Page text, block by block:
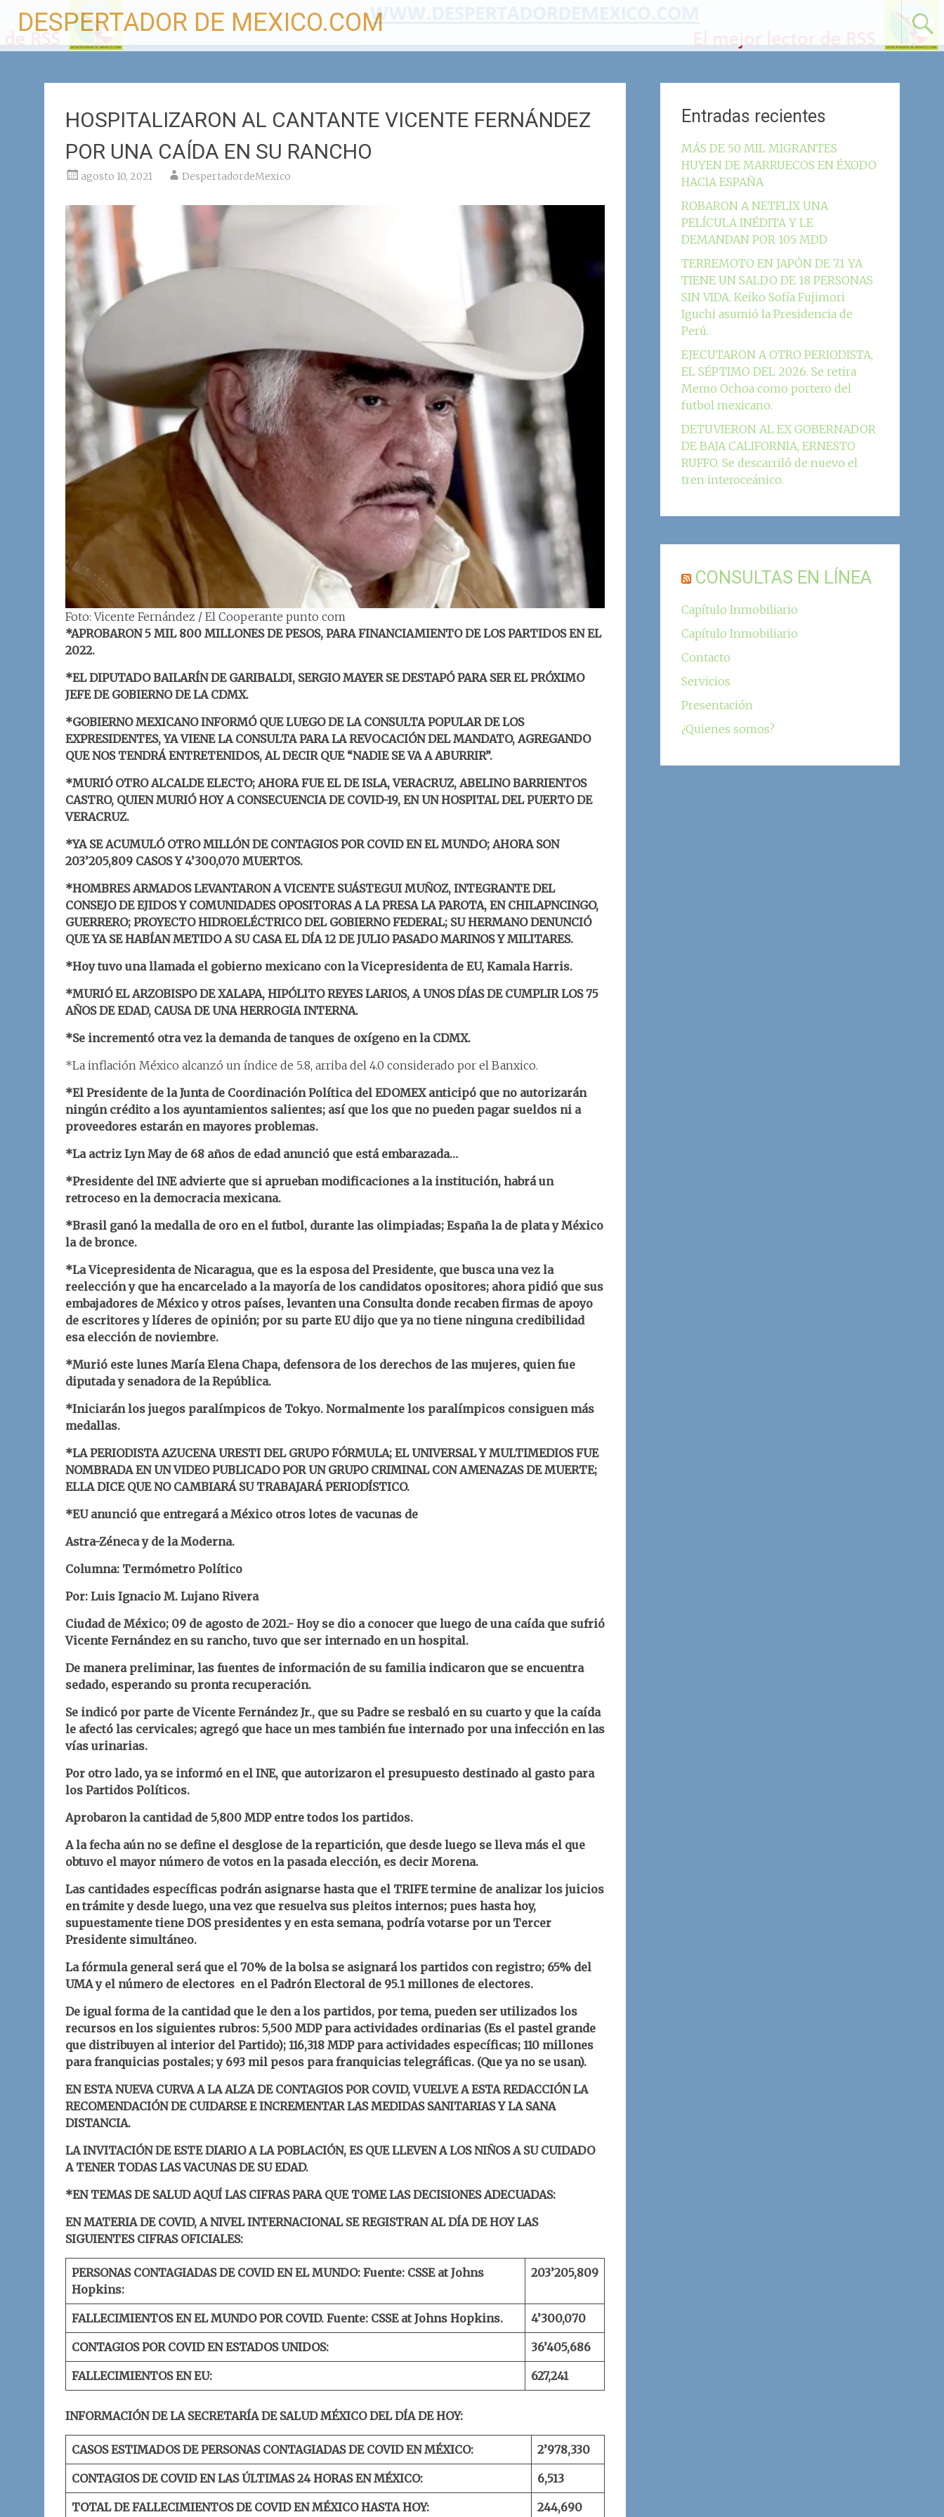
contenido
DESPERTADOR DE MEXICO.COM
HOSPITALIZARON AL CANTANTE VICENTE FERNÁNDEZ
POR UNA CAÍDA EN SU RANCHO
agosto 10, 2021 DespertadordeMexico
Foto: Vicente Fernández / El Cooperante punto com
*APROBARON 5 MIL 800 MILLONES DE PESOS, PARA FINANCIAMIENTO DE LOS PARTIDOS EN EL
2022.
*EL DIPUTADO BAILARÍN DE GARIBALDI, SERGIO MAYER SE DESTAPÓ PARA SER EL PRÓXIMO
JEFE DE GOBIERNO DE LA CDMX.
*GOBIERNO MEXICANO INFORMÓ QUE LUEGO DE LA CONSULTA POPULAR DE LOS
EXPRESIDENTES, YA VIENE LA CONSULTA PARA LA REVOCACIÓN DEL MANDATO, AGREGANDO
QUE NOS TENDRÁ ENTRETENIDOS, AL DECIR QUE “NADIE SE VA A ABURRIR”.
*MURIÓ OTRO ALCALDE ELECTO; AHORA FUE EL DE ISLA, VERACRUZ, ABELINO BARRIENTOS
CASTRO, QUIEN MURIÓ HOY A CONSECUENCIA DE COVID-19, EN UN HOSPITAL DEL PUERTO DE
VERACRUZ.
*YA SE ACUMULÓ OTRO MILLÓN DE CONTAGIOS POR COVID EN EL MUNDO; AHORA SON
203’205,809 CASOS Y 4’300,070 MUERTOS.
*HOMBRES ARMADOS LEVANTARON A VICENTE SUÁSTEGUI MUÑOZ, INTEGRANTE DEL
CONSEJO DE EJIDOS Y COMUNIDADES OPOSITORAS A LA PRESA LA PAROTA, EN CHILAPNCINGO,
GUERRERO; PROYECTO HIDROELÉCTRICO DEL GOBIERNO FEDERAL; SU HERMANO DENUNCIÓ
QUE YA SE HABÍAN METIDO A SU CASA EL DÍA 12 DE JULIO PASADO MARINOS Y MILITARES.
*Hoy tuvo una llamada el gobierno mexicano con la Vicepresidenta de EU, Kamala Harris.
*MURIÓ EL ARZOBISPO DE XALAPA, HIPÓLITO REYES LARIOS, A UNOS DÍAS DE CUMPLIR LOS 75
AÑOS DE EDAD, CAUSA DE UNA HERROGIA INTERNA.
*Se incrementó otra vez la demanda de tanques de oxígeno en la CDMX.
*La inflación México alcanzó un índice de 5.8, arriba del 4.0 considerado por el Banxico.
*El Presidente de la Junta de Coordinación Política del EDOMEX anticipó que no autorizarán
ningún crédito a los ayuntamientos salientes; así que los que no pueden pagar sueldos ni a
proveedores estarán en mayores problemas.
*La actriz Lyn May de 68 años de edad anunció que está embarazada…
*Presidente del INE advierte que si aprueban modificaciones a la institución, habrá un
retroceso en la democracia mexicana.
*Brasil ganó la medalla de oro en el futbol, durante las olimpiadas; España la de plata y México
la de bronce.
*La Vicepresidenta de Nicaragua, que es la esposa del Presidente, que busca una vez la
reelección y que ha encarcelado a la mayoría de los candidatos opositores; ahora pidió que sus
embajadores de México y otros países, levanten una Consulta donde recaben firmas de apoyo
de escritores y líderes de opinión; por su parte EU dijo que ya no tiene ninguna credibilidad
esa elección de noviembre.
*Murió este lunes María Elena Chapa, defensora de los derechos de las mujeres, quien fue
diputada y senadora de la República.
*Iniciarán los juegos paralímpicos de Tokyo. Normalmente los paralímpicos consiguen más
medallas.
*LA PERIODISTA AZUCENA URESTI DEL GRUPO FÓRMULA; EL UNIVERSAL Y MULTIMEDIOS FUE
NOMBRADA EN UN VIDEO PUBLICADO POR UN GRUPO CRIMINAL CON AMENAZAS DE MUERTE;
ELLA DICE QUE NO CAMBIARÁ SU TRABAJARÁ PERIODÍSTICO.
*EU anunció que entregará a México otros lotes de vacunas de
Astra-Zéneca y de la Moderna.
Columna: Termómetro Político
Por: Luis Ignacio M. Lujano Rivera
Ciudad de México; 09 de agosto de 2021.- Hoy se dio a conocer que luego de una caída que sufrió
Vicente Fernández en su rancho, tuvo que ser internado en un hospital.
De manera preliminar, las fuentes de información de su familia indicaron que se encuentra
sedado, esperando su pronta recuperación.
Se indicó por parte de Vicente Fernández Jr., que su Padre se resbaló en su cuarto y que la caída
le afectó las cervicales; agregó que hace un mes también fue internado por una infección en las
vías urinarias.
Por otro lado, ya se informó en el INE, que autorizaron el presupuesto destinado al gasto para
los Partidos Políticos.
Aprobaron la cantidad de 5,800 MDP entre todos los partidos.
A la fecha aún no se define el desglose de la repartición, que desde luego se lleva más el que
obtuvo el mayor número de votos en la pasada elección, es decir Morena.
Las cantidades específicas podrán asignarse hasta que el TRIFE termine de analizar los juicios
en trámite y desde luego, una vez que resuelva sus pleitos internos; pues hasta hoy,
supuestamente tiene DOS presidentes y en esta semana, podría votarse por un Tercer
Presidente simultáneo.
La fórmula general será que el 70% de la bolsa se asignará los partidos con registro; 65% del
UMA y el número de electores en el Padrón Electoral de 95.1 millones de electores.
De igual forma de la cantidad que le den a los partidos, por tema, pueden ser utilizados los
recursos en los siguientes rubros: 5,500 MDP para actividades ordinarias (Es el pastel grande
que distribuyen al interior del Partido); 116,318 MDP para actividades específicas; 110 millones
para franquicias postales; y 693 mil pesos para franquicias telegráficas. (Que ya no se usan).
EN ESTA NUEVA CURVA A LA ALZA DE CONTAGIOS POR COVID, VUELVE A ESTA REDACCIÓN LA
RECOMENDACIÓN DE CUIDARSE E INCREMENTAR LAS MEDIDAS SANITARIAS Y LA SANA
DISTANCIA.
LA INVITACIÓN DE ESTE DIARIO A LA POBLACIÓN, ES QUE LLEVEN A LOS NIÑOS A SU CUIDADO
A TENER TODAS LAS VACUNAS DE SU EDAD.
*EN TEMAS DE SALUD AQUÍ LAS CIFRAS PARA QUE TOME LAS DECISIONES ADECUADAS:
EN MATERIA DE COVID, A NIVEL INTERNACIONAL SE REGISTRAN AL DÍA DE HOY LAS
SIGUIENTES CIFRAS OFICIALES:
PERSONAS CONTAGIADAS DE COVID EN EL MUNDO: Fuente: CSSE at Johns
Hopkins:
203’205,809
FALLECIMIENTOS EN EL MUNDO POR COVID. Fuente: CSSE at Johns Hopkins. 4’300,070
CONTAGIOS POR COVID EN ESTADOS UNIDOS: 36’405,686
FALLECIMIENTOS EN EU: 627,241
INFORMACIÓN DE LA SECRETARÍA DE SALUD MÉXICO DEL DÍA DE HOY:
CASOS ESTIMADOS DE PERSONAS CONTAGIADAS DE COVID EN MÉXICO: 2’978,330
CONTAGIOS DE COVID EN LAS ÚLTIMAS 24 HORAS EN MÉXICO: 6,513
TOTAL DE FALLECIMIENTOS DE COVID EN MÉXICO HASTA HOY: 244,690
Entradas recientes
MÁS DE 50 MIL MIGRANTES
HUYEN DE MARRUECOS EN ÉXODO
HACIA ESPAÑA
ROBARON A NETFLIX UNA
PELÍCULA INÉDITA Y LE
DEMANDAN POR 105 MDD
TERREMOTO EN JAPÓN DE 7.1 YA
TIENE UN SALDO DE 18 PERSONAS
SIN VIDA. Keiko Sofía Fujimori
Iguchi asumió la Presidencia de
Perú.
EJECUTARON A OTRO PERIODISTA,
EL SÉPTIMO DEL 2026. Se retira
Memo Ochoa como portero del
futbol mexicano.
DETUVIERON AL EX GOBERNADOR
DE BAJA CALIFORNIA, ERNESTO
RUFFO. Se descarriló de nuevo el
tren interoceánico.
CONSULTAS EN LÍNEA
Capítulo Inmobiliario
Capítulo Inmobiliario
Contacto
Servicios
Presentación
¿Quienes somos?